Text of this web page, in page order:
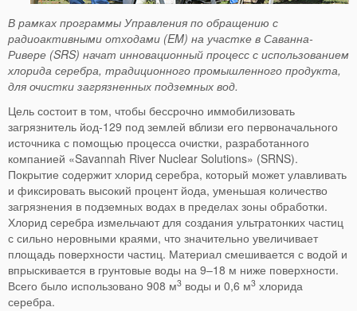
В рамках программы Управления по обращению с
радиоактивными отходами (EM) на участке в Саванна-
Ривере (SRS) начат инновационный процесс с использованием
хлорида серебра, традиционного промышленного продукта,
для очистки загрязненных подземных вод.
Цель состоит в том, чтобы бессрочно иммобилизовать
загрязнитель йод-129 под землей вблизи его первоначального
источника с помощью процесса очистки, разработанного
компанией «Savannah River Nuclear Solutions» (SRNS).
Покрытие содержит хлорид серебра, который может улавливать
и фиксировать высокий процент йода, уменьшая количество
загрязнения в подземных водах в пределах зоны обработки.
Хлорид серебра измельчают для создания ультратонких частиц
с сильно неровными краями, что значительно увеличивает
площадь поверхности частиц. Материал смешивается с водой и
впрыскивается в грунтовые воды на 9–18 м ниже поверхности.
Всего было использовано 908 м3 воды и 0,6 м3 хлорида
серебра.